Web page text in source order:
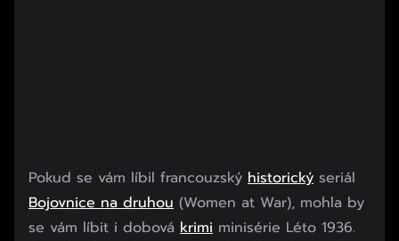
Pokud se vám líbil francouzský historický seriál
Bojovnice na druhou (Women at War), mohla by
se vám líbit i dobová krimi minisérie Léto 1936.